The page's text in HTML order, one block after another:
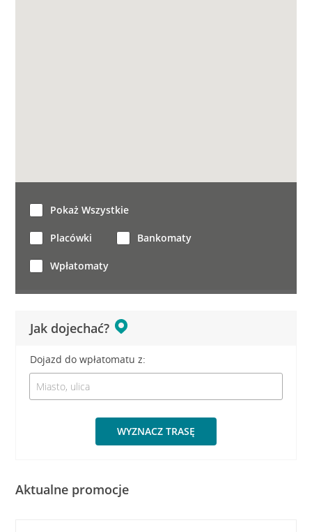
Jak dojechać?
Dojazd do wpłatomatu z:
WYZNACZ TRASĘ
Pokaż Wszystkie
Placówki Bankomaty
Wpłatomaty
Aktualne promocje